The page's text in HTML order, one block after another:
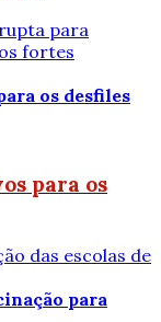
para
fortes
para os
das escolas de